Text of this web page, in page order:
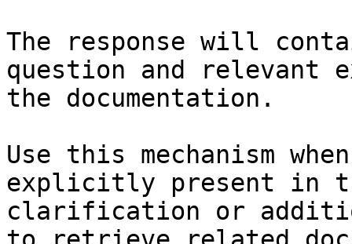
The response will
question and relevant
the documentation.
Use this mechanism
explicitly present in
clarification or